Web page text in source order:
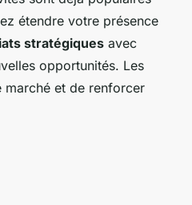
étendre votre présence
stratégiques avec
opportunités. Les
marché et de renforcer